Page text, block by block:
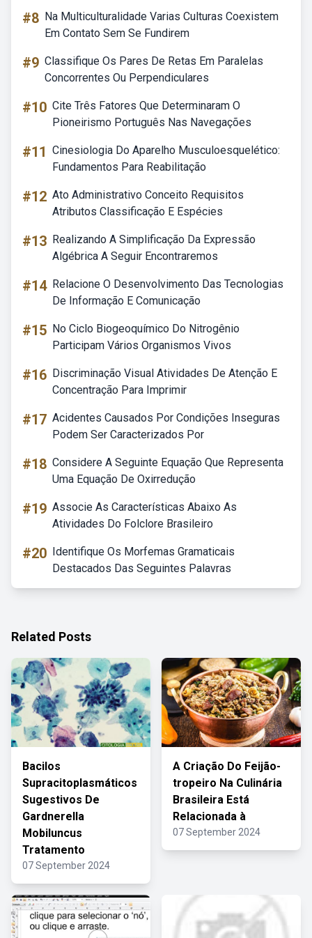
#8 Na Multiculturalidade Varias Culturas Coexistem
Em Contato Sem Se Fundirem
#9 Classifique Os Pares De Retas Em Paralelas
Concorrentes Ou Perpendiculares
#10 Cite Três Fatores Que Determinaram O
Pioneirismo Português Nas Navegações
#11 Cinesiologia Do Aparelho Musculoesquelético:
Fundamentos Para Reabilitação
#12 Ato Administrativo Conceito Requisitos
Atributos Classificação E Espécies
#13 Realizando A Simplificação Da Expressão
Algébrica A Seguir Encontraremos
#14 Relacione O Desenvolvimento Das Tecnologias
De Informação E Comunicação
#15 No Ciclo Biogeoquímico Do Nitrogênio
Participam Vários Organismos Vivos
#16 Discriminação Visual Atividades De Atenção E
Concentração Para Imprimir
#17 Acidentes Causados Por Condições Inseguras
Podem Ser Caracterizados Por
#18 Considere A Seguinte Equação Que Representa
Uma Equação De Oxirredução
#19 Associe As Características Abaixo As
Atividades Do Folclore Brasileiro
#20 Identifique Os Morfemas Gramaticais
Destacados Das Seguintes Palavras
Related Posts
Bacilos
Supracitoplasmáticos
Sugestivos De
Gardnerella
Mobiluncus
Tratamento
07 September 2024
A Criação Do Feijão-
tropeiro Na Culinária
Brasileira Está
Relacionada à
07 September 2024